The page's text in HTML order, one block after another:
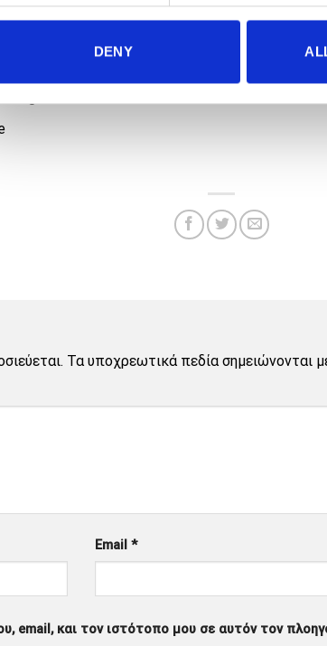
DENY
Τα υποχρεωτικά πεδία σημειώνονται
Email*
email, και τον ιστότοπο μου σε αυτόν τον